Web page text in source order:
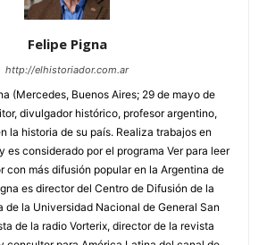
Felipe Pigna
http://elhistoriador.com.ar
(Mercedes, Buenos Aires; 29 de mayo de
divulgador histórico, profesor argentino,
la historia de su país. Realiza trabajos en
es considerado por el programa Ver para leer
con más difusión popular en la Argentina de
es director del Centro de Difusión de la
de la Universidad Nacional de General San
de la radio Vorterix, director de la revista